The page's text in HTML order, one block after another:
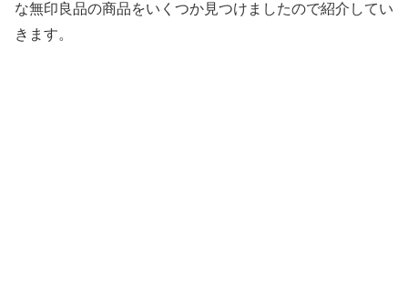
な無印良品の商品をいくつか見つけましたので紹介してい
きます。